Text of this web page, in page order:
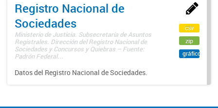
Registro Nacional de
Sociedades
Ministerio de Justicia. Subsecretaría de Asuntos
Registrales. Dirección del Registro Nacional de
Sociedades y Concursos y Quiebras – Fuente:
Padrón Federal...
Datos del Registro Nacional de Sociedades.
csv
zip
gráfico